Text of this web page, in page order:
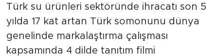
Türk su ürünleri sektöründe ihracatı son 5
yılda 17 kat artan Türk somonunu dünya
genelinde markalaştırma çalışması
kapsamında 4 dilde tanıtım filmi